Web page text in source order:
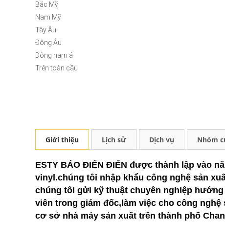
Bắc Mỹ
Nam Mỹ
Tây Âu
Đông Âu
Đông nam á
Trên toàn cầu
Giới thiệu Lịch sử Dịch vụ Nhóm
ESTY BÁO ĐIẾN ĐIẾN được thành lập vào
vinyl.chúng tôi nhập khẩu công nghệ sản
chúng tôi gửi kỹ thuật chuyên nghiệp
viên trong giám đốc,làm việc cho công
cơ sở nhà máy sản xuất trên thành phố